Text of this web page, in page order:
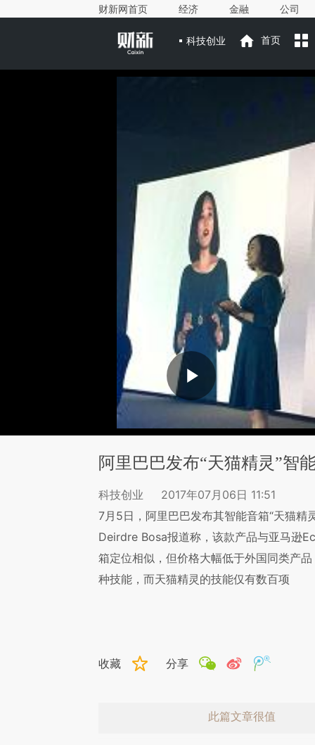
财新网首页 经济 金融 公司
科技创业 首页
阿里巴巴发布“天猫精灵”智
科技创业
2017年07月06日 11:51
7月5日，阿里巴巴发布其智能音箱“天猫精
Deirdre Bosa报道称，该款产品与亚马逊
箱定位相似，但价格大幅低于外国同类产
种技能，而天猫精灵的技能仅有数百项
收藏 分享
此篇文章很值